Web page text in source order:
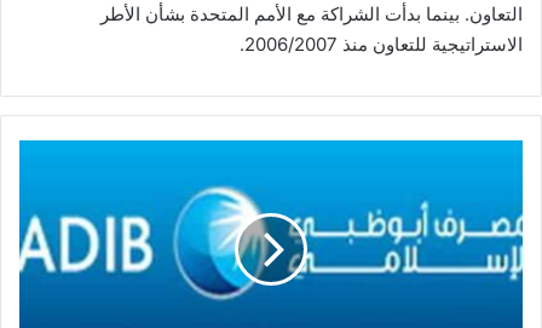
التعاون. بينما بدأت الشراكة مع الأمم المتحدة بشأن الأطر
الاستراتيجية للتعاون منذ 2006/2007.
ظبي
الاسلامي
يقدم